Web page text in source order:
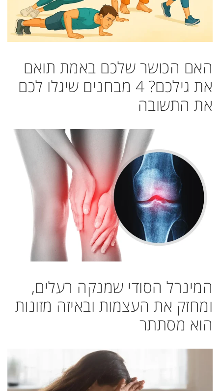
האם הכושר שלכם באמת תואם
את גילכם? 4 מבחנים שיגלו לכם
את התשובה
המינרל הסודי שמנקה רעלים,
ומחזק את העצמות ובאיזה מזונות
הוא מסתתר